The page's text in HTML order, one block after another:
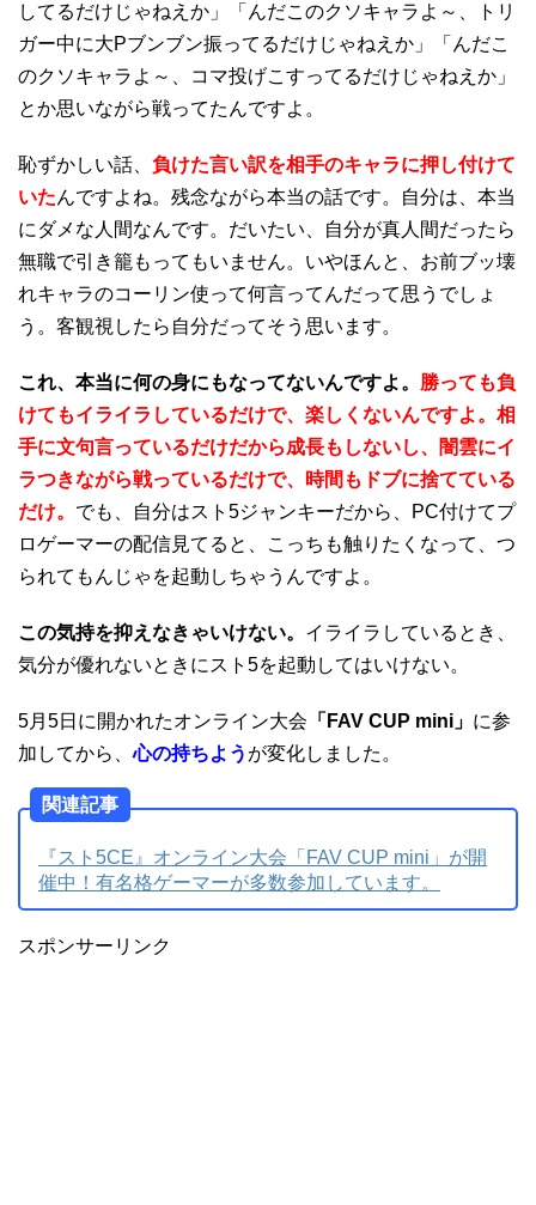
してるだけじゃねえか」「んだこのクソキャラよ～、トリ
ガー中に大Pブンブン振ってるだけじゃねえか」「んだこ
のクソキャラよ～、コマ投げこすってるだけじゃねえか」
とか思いながら戦ってたんですよ。
恥ずかしい話、 負けた言い訳を相手のキャラに押し付けて
いたんですよね。残念ながら本当の話です。自分は、本当
にダメな人間なんです。だいたい、自分が真人間だったら
無職で引き籠もってもいません。いやほんと、お前ブッ壊
れキャラのコーリン使って何言ってんだって思うでしょ
う。客観視したら自分だってそう思います。
これ、本当に何の身にもなってないんですよ。 勝っても負
けてもイライラしているだけで、楽しくないんですよ。相
手に文句言っているだけだから成長もしないし、闇雲にイ
ラつきながら戦っているだけで、時間もドブに捨てている
だけ。 でも、自分はスト5ジャンキーだから、PC付けてプ
ロゲーマーの配信見てると、こっちも触りたくなって、つ
られてもんじゃを起動しちゃうんですよ。
この気持を抑えなきゃいけない。 イライラしているとき、
気分が優れないときにスト5を起動してはいけない。
5月5日に開かれたオンライン大会 「FAV CUP mini」 に参
加してから、心の持ちよう が変化しました。
関連記事
『スト5CE』オンライン大会「FAV CUP mini」が開
催中！有名格ゲーマーが多数参加しています。
スポンサーリンク